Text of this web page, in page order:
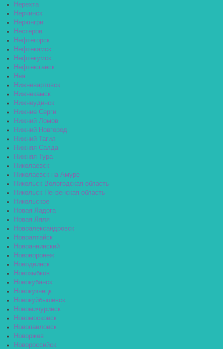
Нерехта
Нерчинск
Нерюнгри
Нестеров
Нефтегорск
Нефтекамск
Нефтекумск
Нефтеюганск
Нея
Нижневартовск
Нижнекамск
Нижнеудинск
Нижние Серги
Нижний Ломов
Нижний Новгород
Нижний Тагил
Нижняя Салда
Нижняя Тура
Николаевск
Николаевск-на-Амуре
Никольск Вологодская область
Никольск Пензенская область
Никольское
Новая Ладога
Новая Ляля
Новоалександровск
Новоалтайск
Новоаннинский
Нововоронеж
Новодвинск
Новозыбков
Новокубанск
Новокузнецк
Новокуйбышевск
Новомичуринск
Новомосковск
Новопавловск
Новоржев
Новороссийск